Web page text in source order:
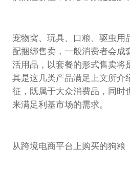
宠物窝、玩具、口粮、驱虫用
配捆绑售卖，一般消费者会成
活用品，以套餐的形式售卖将
其是这几类产品满足上文所介
征，既属于大众消费品，同时
来满足利基市场的需求。
从跨境电商平台上购买的狗粮